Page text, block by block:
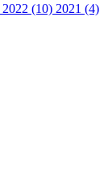
2022 (10) 2021 (4)